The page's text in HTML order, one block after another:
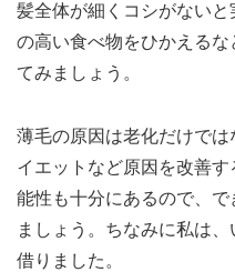
髪全体が細くコシがない
の高い食べ物をひかえる
てみましょう。
薄毛の原因は老化だけで
イエットなど原因を改善
能性も十分にあるので、
ましょう。ちなみに私は
借りました。